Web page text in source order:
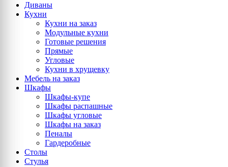
Диваны
Кухни
Кухни на заказ
Модульные кухни
Готовые решения
Прямые
Угловые
Кухни в хрущевку
Мебель на заказ
Шкафы
Шкафы-купе
Шкафы распашные
Шкафы угловые
Шкафы на заказ
Пеналы
Гардеробные
Столы
Стулья